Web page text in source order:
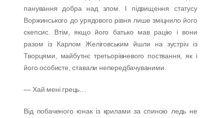
панування добра над злом. І підвищення статусу
Воржинського до урядового рівня лише зміцнило його
скепсис. Втім, якщо його батько мав рацію і вони
разом із Карлом Желіговським йшли на зустріч із
Творцями, майбутнє третьорівневого поствання, як і
його особисте, ставали непередбачуваними.
— Хай мені грець…
Від побаченого юнак із крилами за спиною ледь не